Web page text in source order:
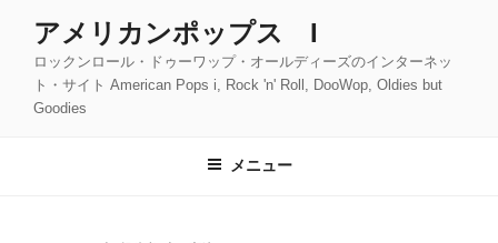
アメリカンポップス I
ロックンロール・ドゥーワップ・オールディーズのインターネッ
ト・サイト American Pops i, Rock 'n' Roll, DooWop, Oldies but
Goodies
メニュー